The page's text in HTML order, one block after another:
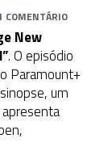
COMENTÁRIO
New
. O episódio
Paramount+
um